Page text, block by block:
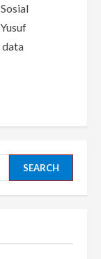
data